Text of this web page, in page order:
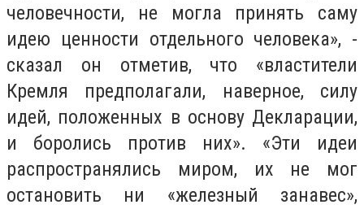
человечности, не могла принять саму
идею ценности отдельного человека», -
сказал он отметив, что «властители
Кремля предполагали, наверное, силу
идей, положенных в основу Декларации,
и боролись против них». «Эти идеи
распространялись миром, их не мог
остановить ни «железный занавес»,